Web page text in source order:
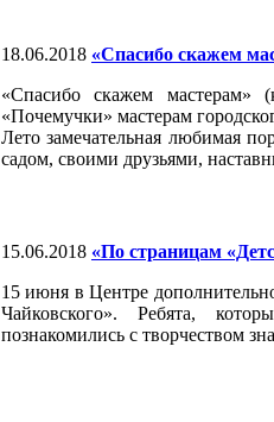
18.06.2018 «Спасибо скажем
«Спасибо скажем мастерам»
«Почемучки» мастерам
Лето замечательная любимая
садом, своими друзьями,
15.06.2018 «По страницам
15 июня в Центре
Чайковского». Ребята,
познакомились с творчеством